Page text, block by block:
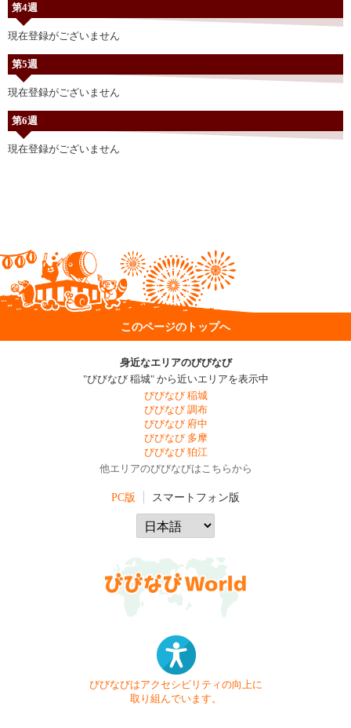
第4週
現在登録がございません
第5週
現在登録がございません
第6週
現在登録がございません
このページのトップへ
身近なエリアのびびなび
"びびなび 稲城" から近いエリアを表示中
びびなび 稲城
びびなび 調布
びびなび 府中
びびなび 多摩
びびなび 狛江
他エリアのびびなびはこちらから
PC版 スマートフォン版
びびなびはアクセシビリティの向上に
取り組んでいます。